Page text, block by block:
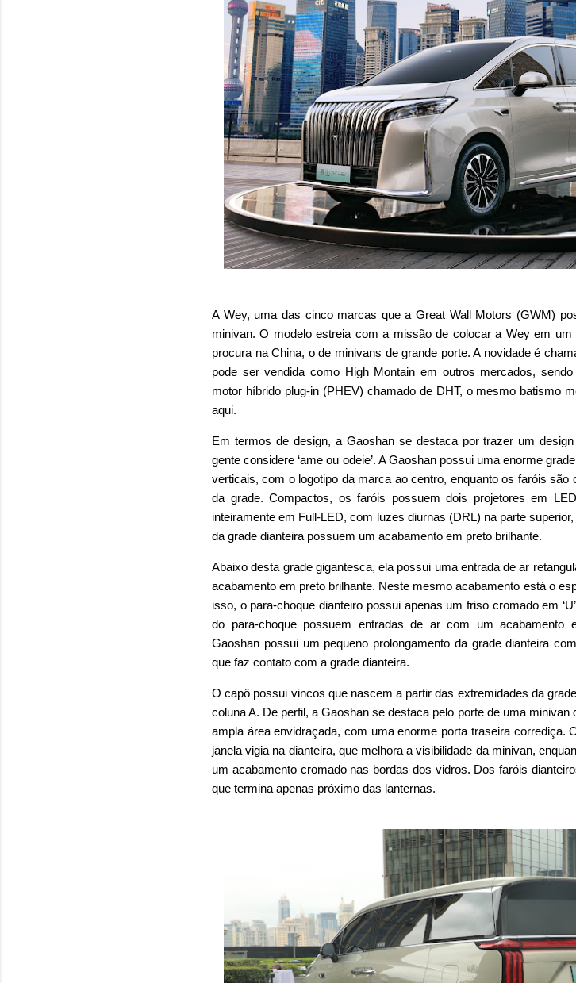
A Wey, uma das cinco marcas que a Great Wall Motors (GWM)
minivan. O modelo estreia com a missão de colocar a Wey em
procura na China, o de minivans de grande porte. A novidade é
pode ser vendida como High Montain em outros mercados,
motor híbrido plug-in (PHEV) chamado de DHT, o mesmo batismo
aqui.
Em termos de design, a Gaoshan se destaca por trazer um
gente considere ‘ame ou odeie’. A Gaoshan possui uma enorme
verticais, com o logotipo da marca ao centro, enquanto os faróis são
da grade. Compactos, os faróis possuem dois projetores em
inteiramente em Full-LED, com luzes diurnas (DRL) na parte
da grade dianteira possuem um acabamento em preto brilhante.
Abaixo desta grade gigantesca, ela possui uma entrada de ar
acabamento em preto brilhante. Neste mesmo acabamento está o
isso, o para-choque dianteiro possui apenas um friso cromado em
do para-choque possuem entradas de ar com um acabamento
Gaoshan possui um pequeno prolongamento da grade dianteira
que faz contato com a grade dianteira.
O capô possui vincos que nascem a partir das extremidades da
coluna A. De perfil, a Gaoshan se destaca pelo porte de uma minivan
ampla área envidraçada, com uma enorme porta traseira corrediça.
janela vigia na dianteira, que melhora a visibilidade da minivan,
um acabamento cromado nas bordas dos vidros. Dos faróis
que termina apenas próximo das lanternas.